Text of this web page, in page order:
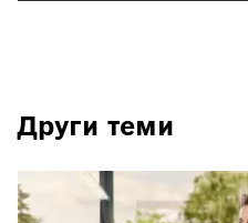
Други теми